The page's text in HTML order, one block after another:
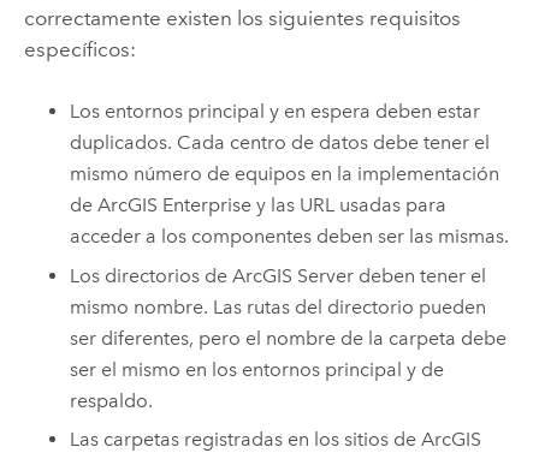
correctamente existen los siguientes requisitos
específicos:
Los entornos principal y en espera deben estar
duplicados. Cada centro de datos debe tener el
mismo número de equipos en la implementación
deArcGIS Enterprise y las URL usadas para
acceder a los componentes deben ser las mismas.
Los directorios deArcGIS Server deben tener el
mismo nombre. Las rutas del directorio pueden
ser diferentes, pero el nombre de la carpeta debe
ser el mismo en los entornos principal y de
respaldo.
Las carpetas registradas en los sitios deArcGIS